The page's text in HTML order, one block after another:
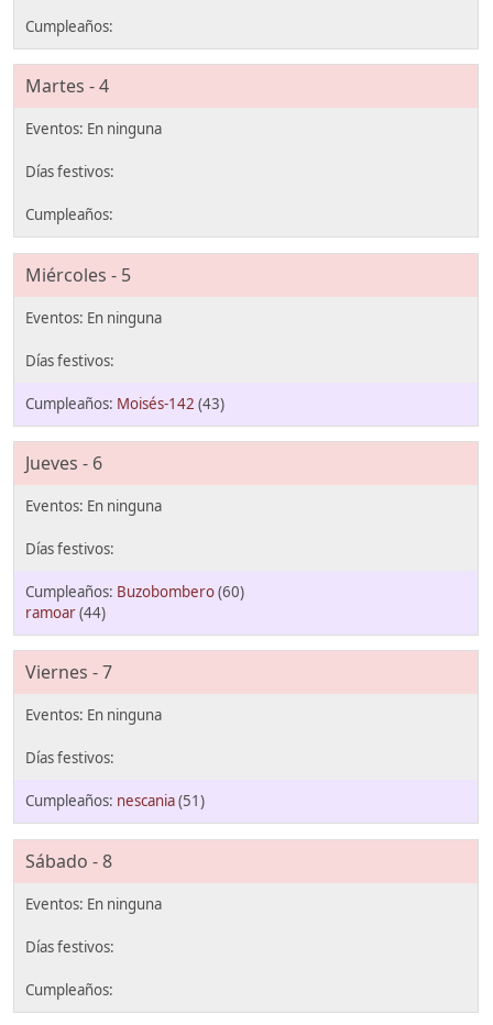
Martes - 4
Miércoles - 5
Moisés-142 (43)
Jueves - 6
Buzobombero(60)
ramoar(44)
Viernes - 7
nescania(51)
Sábado - 8